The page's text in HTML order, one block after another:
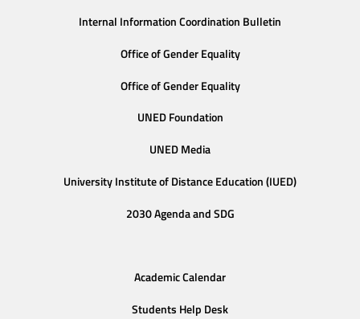
Internal Information Coordination Bulletin
Office of Gender Equality
Office of Gender Equality
UNED Foundation
UNED Media
University Institute of Distance Education (IUED)
2030 Agenda and SDG
Academic Calendar
Students Help Desk